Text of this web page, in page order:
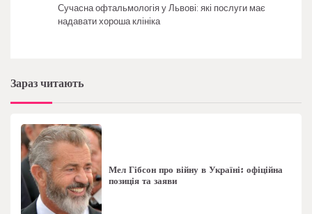
Сучасна офтальмологія у Львові: які послуги має
надавати хороша клініка
Зараз читають
Мел Гібсон про війну в Україні: офіційна
позиція та заяви